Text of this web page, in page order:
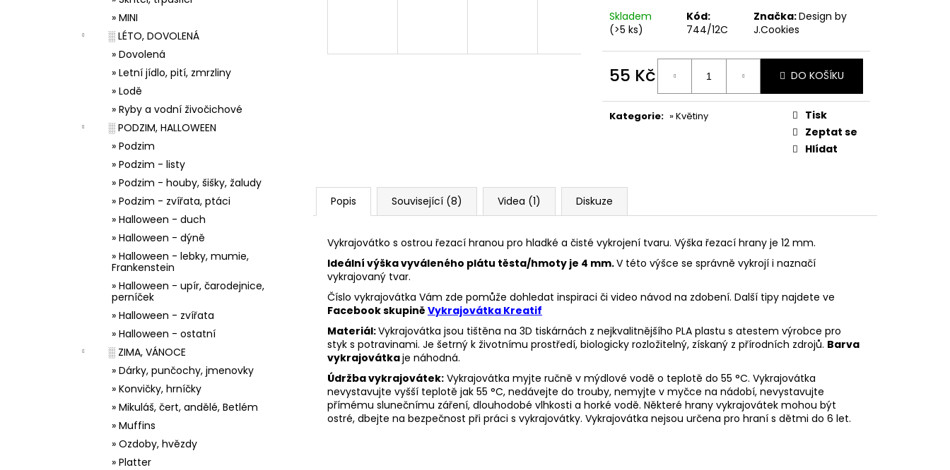
» MINI
░ LÉTO, DOVOLENÁ
» Dovolená
» Letní jídlo, pití, zmrzliny
» Lodě
» Ryby a vodní živočichové
░ PODZIM, HALLOWEEN
» Podzim
» Podzim - listy
» Podzim - houby, šišky, žaludy
» Podzim - zvířata, ptáci
» Halloween - duch
» Halloween - dýně
» Halloween - lebky, mumie,
Frankenstein
» Halloween - upír, čarodejnice,
perníček
» Halloween - zvířata
» Halloween - ostatní
░ ZIMA, VÁNOCE
» Dárky, punčochy, jmenovky
» Konvičky, hrníčky
» Mikuláš, čert, andělé, Betlém
» Muffins
» Ozdoby, hvězdy
» Platter
Skladem
(>5 ks)
Kód:
744/12C
Značka:Design by
J.Cookies
55 Kč
cena:
DO KOŠÍKU
Kategorie: » Květiny
Tisk
Zeptat se
Hlídat
Popis Související (8) Videa (1) Diskuze
Vykrajovátko s ostrou řezací hranou pro hladké a čisté vykrojení tvaru. Výška řezací hrany je 12 mm.
Ideální výška vyváleného plátu těsta/hmoty je 4 mm.V této výšce se správně vykrojí i naznačí
vykrajovaný tvar.
Číslo vykrajovátka Vám zde pomůže dohledat inspiraci či video návod na zdobení. Další tipy najdete ve
Facebook skupině Vykrajovátka Kreatif
Materiál:Vykrajovátka jsou tištěna na 3D tiskárnách z nejkvalitnějšího PLA plastu s atestem výrobce pro
styk s potravinami. Je šetrný k životnímu prostředí, biologicky rozložitelný, získaný z přírodních zdrojů. Barva
vykrajovátkaje náhodná.
Údržba vykrajovátek: Vykrajovátka myjte ručně v mýdlové vodě o teplotě do 55 °C. Vykrajovátka
nevystavujte vyšší teplotě jak 55 °C, nedávejte do trouby, nemyjte v myčce na nádobí, nevystavujte
přímému slunečnímu záření, dlouhodobé vlhkosti a horké vodě. Některé hrany vykrajovátek mohou být
ostré, dbejte na bezpečnost při práci s vykrajovátky. Vykrajovátka nejsou určena pro hraní s dětmi do 6 let.
33001 ZDOBÍCÍ SÁČEK